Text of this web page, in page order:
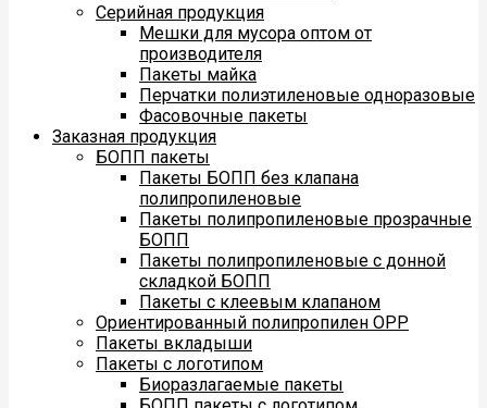
Серийная продукция
Мешки для мусора оптом от
производителя
Пакеты майка
Перчатки полиэтиленовые одноразовые
Фасовочные пакеты
Заказная продукция
БОПП пакеты
Пакеты БОПП без клапана
полипропиленовые
Пакеты полипропиленовые прозрачные
БОПП
Пакеты полипропиленовые с донной
складкой БОПП
Пакеты с клеевым клапаном
Ориентированный полипропилен ОРР
Пакеты вкладыши
Пакеты с логотипом
Биоразлагаемые пакеты